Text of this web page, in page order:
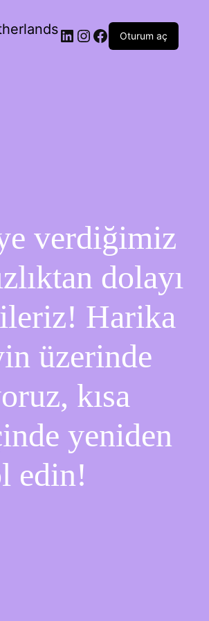
Oturum aç
verdiğimiz
dolayı
Harika
üzerinde
kısa
yeniden
edin!